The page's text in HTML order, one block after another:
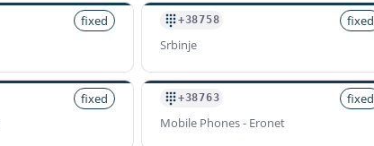
fixed
+38758
fixed
Srbinje
fixed
+38763
fixed
Mobile Phones - Eronet